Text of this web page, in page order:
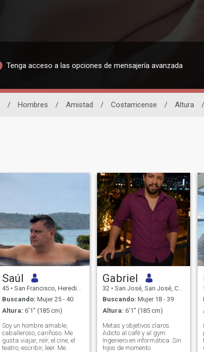
Tenga acceso a las opciones de mensajería avanzada
/ Hombres / Amistad / Costarricense / Altura /
Saúl
45 • San Francisco, Heredia, Costa Rica
Buscando: Mujer 25 - 40
Altura: 6'1" (185 cm)
Soy un hombre amable,
caballeroso, cariñoso. Me
gusta viajar, reír, el cine, el
teatro, escribir, leer. Me
Gabriel
32 • San José, San José, Costa Rica
Buscando: Mujer 18 - 39
Altura: 6'1" (185 cm)
Metas y objetivos claros.
Adicto al café y al gym.
Ingeniero en informática. Sin
hijos de momento.